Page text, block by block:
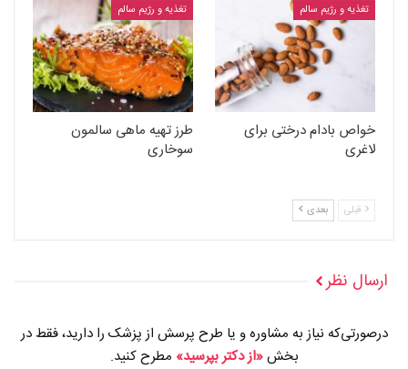
تغذیه و رژیم سالم
خواص بادام درختی برای
لاغری
تغذیه و رژیم سالم
طرز تهیه ماهی سالمون
سوخاری
قبلی بعدی
ارسال نظر
درصورتی‌که نیاز به مشاوره و یا طرح پرسش از پزشک را دارید، فقط در
بخش«از دکتر بپرسید» مطرح کنید.